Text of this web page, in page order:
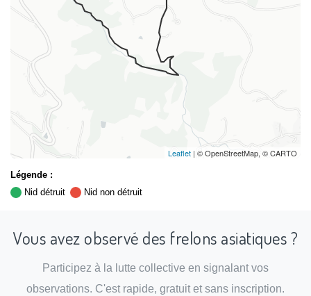
Leaflet | © OpenStreetMap, © CARTO
Légende :
Nid détruit
Nid non détruit
Vous avez observé des frelons asiatiques ?
Participez à la lutte collective en signalant vos
observations. C'est rapide, gratuit et sans inscription.